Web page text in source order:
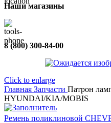
Наши магазины
8 (800) 300-84-00
Click to enlarge
Главная Запчасти Патрон
HYUNDAI/KIA/MOBIS
Ремень поликлиновой